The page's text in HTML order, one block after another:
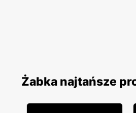
Żabka najtańsze